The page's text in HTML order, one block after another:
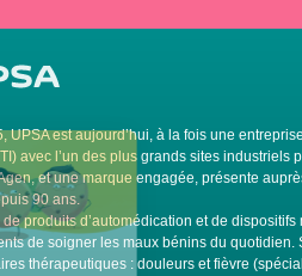
UPSA est aujourd’hui, à la fois une
avec l’un des plus grands sites industriels
et une marque engagée, présente
90 ans.
produits d’automédication et de dispositifs
de soigner les maux bénins du quotidien.
thérapeutiques : douleurs et fièvre